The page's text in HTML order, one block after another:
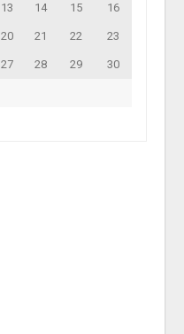
13 14 15 16
20 21 22 23
27 28 29 30